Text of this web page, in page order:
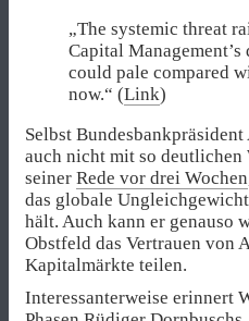
„The systemic threat
Capital
could pale compared
now.“ (Link)
Selbst
auch nicht mit so
seiner Rede vor drei Wochen
das globale
hält. Auch kann er genauso
Obstfeld das Vertrauen von
Kapitalmärkte teilen.
Interessanterweise erinnert